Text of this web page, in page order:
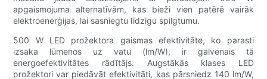
apgaismojuma alternatīvām, kas bieži vien patērē vairāk
elektroenerģijas, lai sasniegtu līdzīgu spilgtumu.
500 W LED prožektora gaismas efektivitāte, ko parasti
izsaka lūmenos uz vatu (lm/W), ir galvenais tā
energoefektivitātes rādītājs. Augstākās klases LED
prožektori var piedāvāt efektivitāti, kas pārsniedz 140 lm/W,